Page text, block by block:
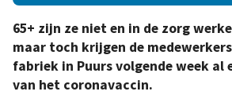
65+ zijn ze niet en in de zorg
maar toch krijgen de
fabriek in Puurs volgende week al
van het coronavaccin.